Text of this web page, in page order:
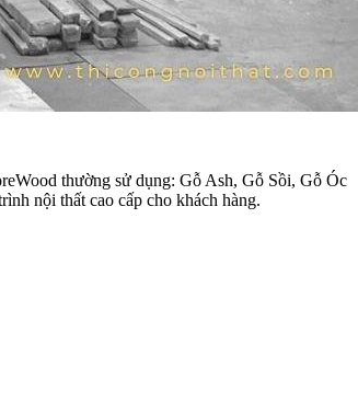
thường sử dụng: Gỗ Ash, Gỗ Sồi, Gỗ Óc
nội thất cao cấp cho khách hàng.